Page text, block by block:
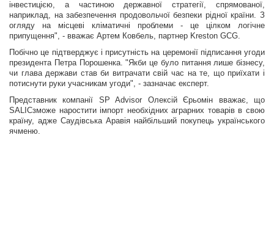
інвестицією, а частиною державної стратегії, спрямованої,
наприклад, на забезпечення продовольчої безпеки рідної країни. З
огляду на місцеві кліматичні проблеми - це цілком логічне
припущення", - вважає Артем Ковбель, партнер Kreston GCG.
Побічно це підтверджує і присутність на церемонії підписання угоди
президента Петра Порошенка. "Якби це було питання лише бізнесу,
чи глава держави став би витрачати свій час на те, що приїхати і
потиснути руки учасникам угоди", - зазначає експерт.
Представник компанії SP Advisor Олексій Єрьомін вважає, що
SALICзможе наростити імпорт необхідних аграрних товарів в свою
країну, адже Саудівська Аравія найбільший покупець українського
ячменю.